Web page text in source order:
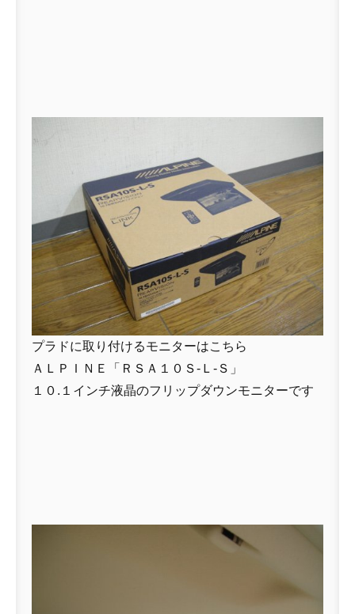
プラドに取り付けるモニターはこちら
ＡＬＰＩＮＥ「ＲＳＡ１０Ｓ-Ｌ-Ｓ」
１０.１インチ液晶のフリップダウンモニターです